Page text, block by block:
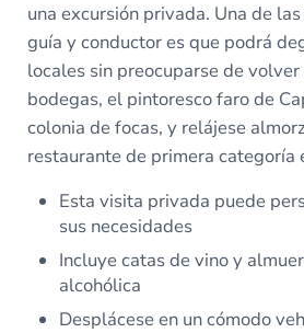
una excursión privada. Una de
guía y conductor es que podrá
locales sin preocuparse de
bodegas, el pintoresco faro de
colonia de focas, y relájese
restaurante de primera categoría
Esta visita privada puede
sus necesidades
Incluye catas de vino y
alcohólica
Desplácese en un cómodo